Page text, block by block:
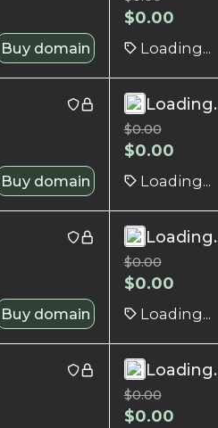
Buy domain
$0.00
Loading...
Buy domain
$0.00
$0.00
Loading...
Buy domain
$0.00
$0.00
Loading...
$0.00
$0.00